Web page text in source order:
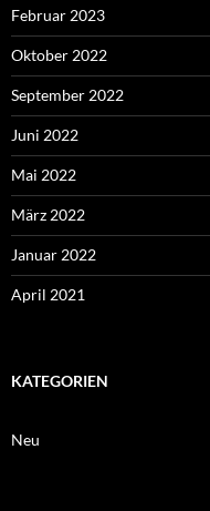
Februar 2023
Oktober 2022
September 2022
Juni 2022
Mai 2022
März 2022
Januar 2022
April 2021
KATEGORIEN
Neu